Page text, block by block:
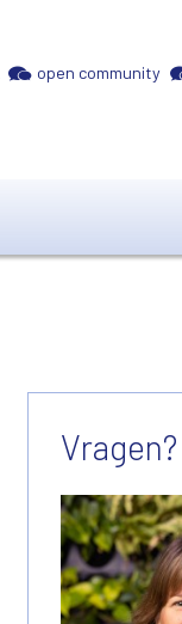
open community
Vragen?